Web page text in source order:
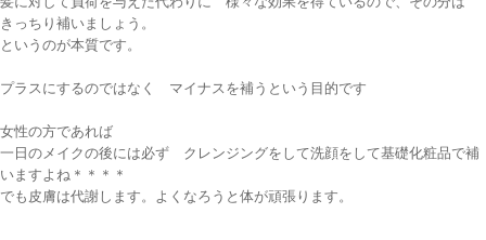
きっちり補いましょう。
というのが本質です。
プラスにするのではなく マイナスを補うという目的です
女性の方であれば
一日のメイクの後には必ず クレンジングをして洗顔をして基礎化粧品で補
いますよね＊＊＊＊
でも皮膚は代謝します。よくなろうと体が頑張ります。